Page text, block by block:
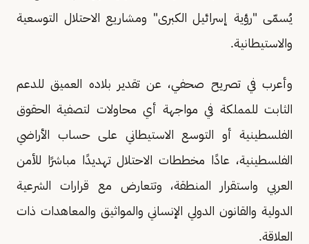
يُسمّى "رؤية إسرائيل الكبرى" ومشاريع الاحتلال التوسعية
والاستيطانية.
وأعرب في تصريح صحفي، عن تقدير بلاده العميق للدعم
الثابت للمملكة في مواجهة أي محاولات لتصفية الحقوق
الفلسطينية أو التوسع الاستيطاني على حساب الأراضي
الفلسطينية، عادًا مخططات الاحتلال تهديدًا مباشرًا للأمن
العربي واستقرار المنطقة، وتتعارض مع قرارات الشرعية
الدولية والقانون الدولي الإنساني والمواثيق والمعاهدات ذات
العلاقة.